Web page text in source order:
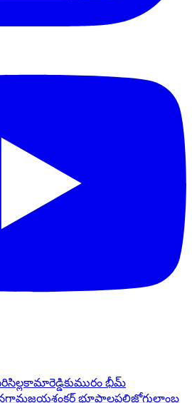
కామారెడ్డికుమురం భీమ్
జయశంకర్ భూపాలపల్లిజోగులాంబ